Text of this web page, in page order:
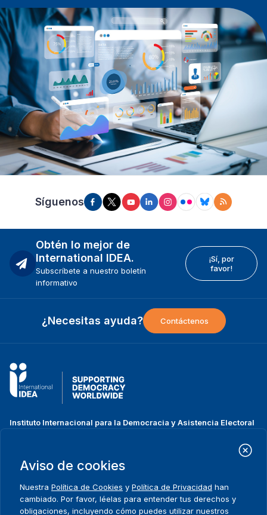
Síguenos
Obtén lo mejor de
International IDEA.
Subscríbete a nuestro boletín
informativo
¡Sí, por
favor!
¿Necesitas ayuda? Contáctenos
Instituto Internacional para la Democracia y Asistencia Electoral
Strömsborgsbron 1
SE-103 34 Estocolmo
Suecia
Teléfono
+46 8 698 37 00
Aviso de cookies
Nuestra Política de Cookies y Política de Privacidad han
cambiado. Por favor, léelas para entender tus derechos y
obligaciones, incluyendo cómo puedes utilizar nuestros